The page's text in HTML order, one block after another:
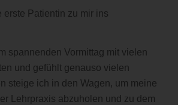
erste Patientin zu mir ins
spannenden Vormittag mit vielen
und gefühlt genauso vielen
steige ich in den Wagen, um meine
Lehrpraxis abzuholen und zu dem